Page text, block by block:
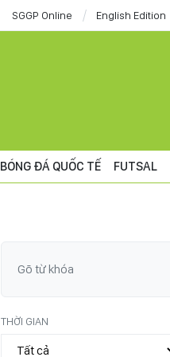
SGGP Online English Edition
BÓNG ĐÁ QUỐC TẾ FUTSAL
THỜI GIAN